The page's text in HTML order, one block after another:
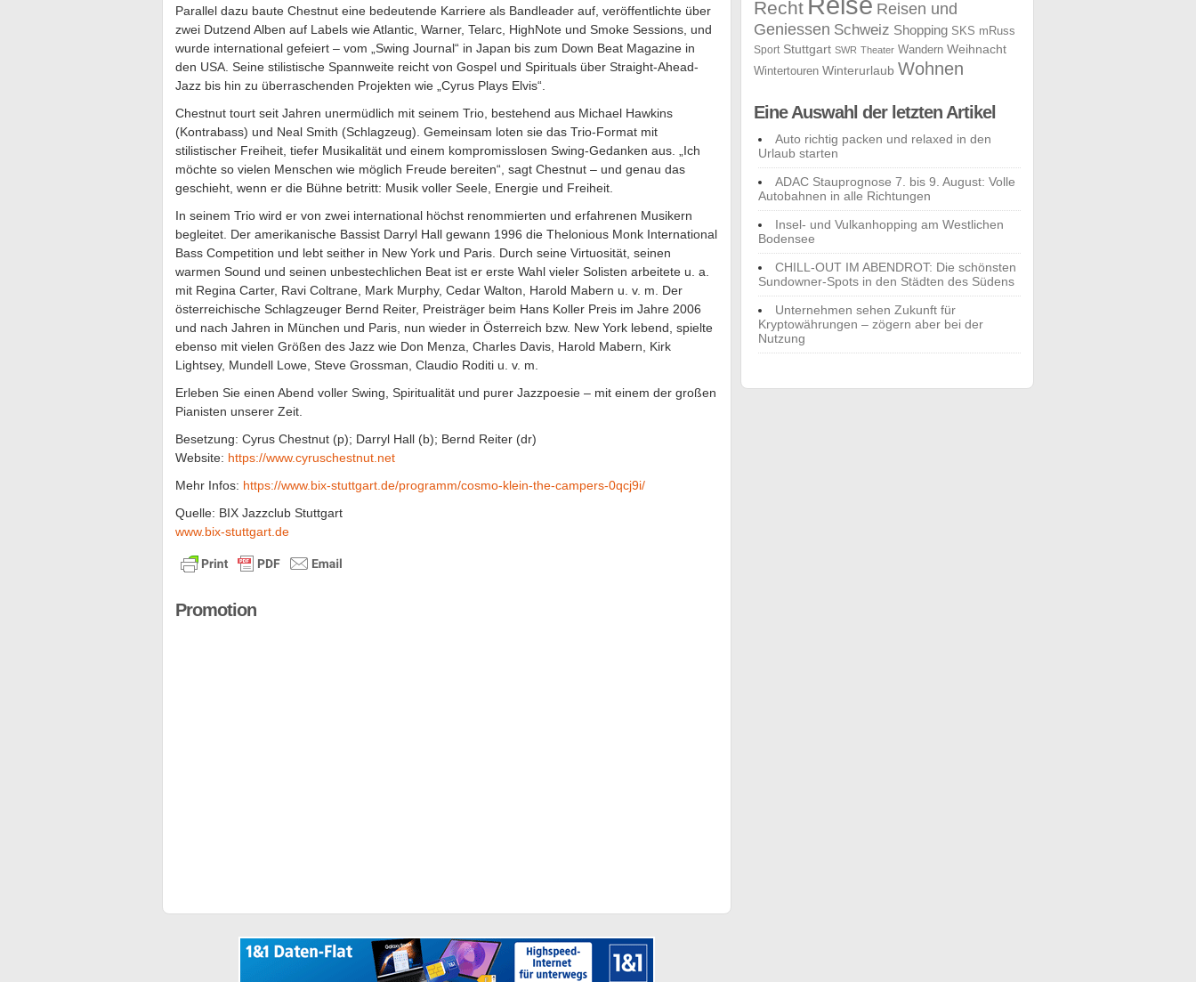
Parallel dazu baute Chestnut eine bedeutende Karriere als Bandleader auf, veröffentlichte über
zwei Dutzend Alben auf Labels wie Atlantic, Warner, Telarc, HighNote und Smoke Sessions, und
wurde international gefeiert – vom „Swing Journal“ in Japan bis zum Down Beat Magazine in
den USA. Seine stilistische Spannweite reicht von Gospel und Spirituals über Straight-Ahead-
Jazz bis hin zu überraschenden Projekten wie „Cyrus Plays Elvis“.
Chestnut tourt seit Jahren unermüdlich mit seinem Trio, bestehend aus Michael Hawkins
(Kontrabass) und Neal Smith (Schlagzeug). Gemeinsam loten sie das Trio-Format mit
stilistischer Freiheit, tiefer Musikalität und einem kompromisslosen Swing-Gedanken aus. „Ich
möchte so vielen Menschen wie möglich Freude bereiten“, sagt Chestnut – und genau das
geschieht, wenn er die Bühne betritt: Musik voller Seele, Energie und Freiheit.
In seinem Trio wird er von zwei international höchst renommierten und erfahrenen Musikern
begleitet. Der amerikanische Bassist Darryl Hall gewann 1996 die Thelonious Monk International
Bass Competition und lebt seither in New York und Paris. Durch seine Virtuosität, seinen
warmen Sound und seinen unbestechlichen Beat ist er erste Wahl vieler Solisten arbeitete u. a.
mit Regina Carter, Ravi Coltrane, Mark Murphy, Cedar Walton, Harold Mabern u. v. m. Der
österreichische Schlagzeuger Bernd Reiter, Preisträger beim Hans Koller Preis im Jahre 2006
und nach Jahren in München und Paris, nun wieder in Österreich bzw. New York lebend, spielte
ebenso mit vielen Größen des Jazz wie Don Menza, Charles Davis, Harold Mabern, Kirk
Lightsey, Mundell Lowe, Steve Grossman, Claudio Roditi u. v. m.
Erleben Sie einen Abend voller Swing, Spiritualität und purer Jazzpoesie – mit einem der großen
Pianisten unserer Zeit.
Besetzung: Cyrus Chestnut (p); Darryl Hall (b); Bernd Reiter (dr)
Website: https://www.cyruschestnut.net
Mehr Infos: https://www.bix-stuttgart.de/programm/cosmo-klein-the-campers-0qcj9i/
Quelle: BIX Jazzclub Stuttgart
www.bix-stuttgart.de
Promotion
Recht
Reisen und
Geniessen Schweiz Shopping SKS mRuss
Sport Stuttgart SWR Theater Wandern Weihnacht
Wintertouren Winterurlaub Wohnen
Eine Auswahl der letzten Artikel
Auto richtig packen und relaxed in den
Urlaub starten
ADAC Stauprognose 7. bis 9. August: Volle
Autobahnen in alle Richtungen
Insel- und Vulkanhopping am Westlichen
Bodensee
CHILL-OUT IM ABENDROT: Die schönsten
Sundowner-Spots in den Städten des Südens
Unternehmen sehen Zukunft für
Kryptowährungen – zögern aber bei der
Nutzung